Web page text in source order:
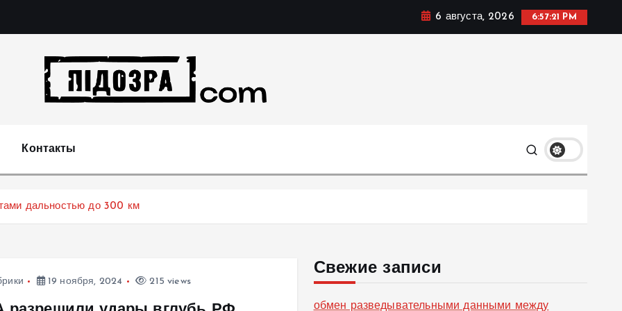
6 августа, 2026 6:57:22 PM
Контакты
дальностью до 300 км
19 ноября, 2024 215 views
Свежие записи
обмен разведывательными данными между